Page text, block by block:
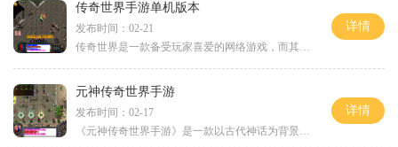
传奇世界手游单机版本
发布时间：02-21
传奇世界是一款备受玩家喜爱的网络游戏，而其手游单机版本更是贴心地为喜欢独自冒险的玩家提供了绝佳的游戏体验。不再需要依赖网络连接，玩家可以随时随地畅快地展开游戏。将
详情
元神传奇世界手游
发布时间：02-17
《元神传奇世界手游》是一款以古代神话为背景的多人在线角色扮演游戏，由知名游戏开发公司研发，为玩家提供了一个引人入胜的游戏世界。游戏中融入了丰富的角色扮演元素，各种
详情